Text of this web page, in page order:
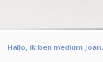
Hallo, ik ben medium Joan.